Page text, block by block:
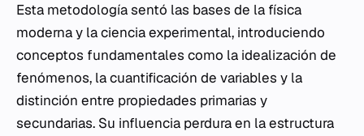
Esta metodología sentó las bases de la física
moderna y la ciencia experimental, introduciendo
conceptos fundamentales como la idealización de
fenómenos, la cuantificación de variables y la
distinción entre propiedades primarias y
secundarias. Su influencia perdura en la estructura